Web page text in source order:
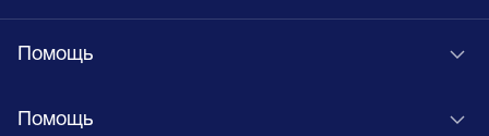
Помощь
Помощь